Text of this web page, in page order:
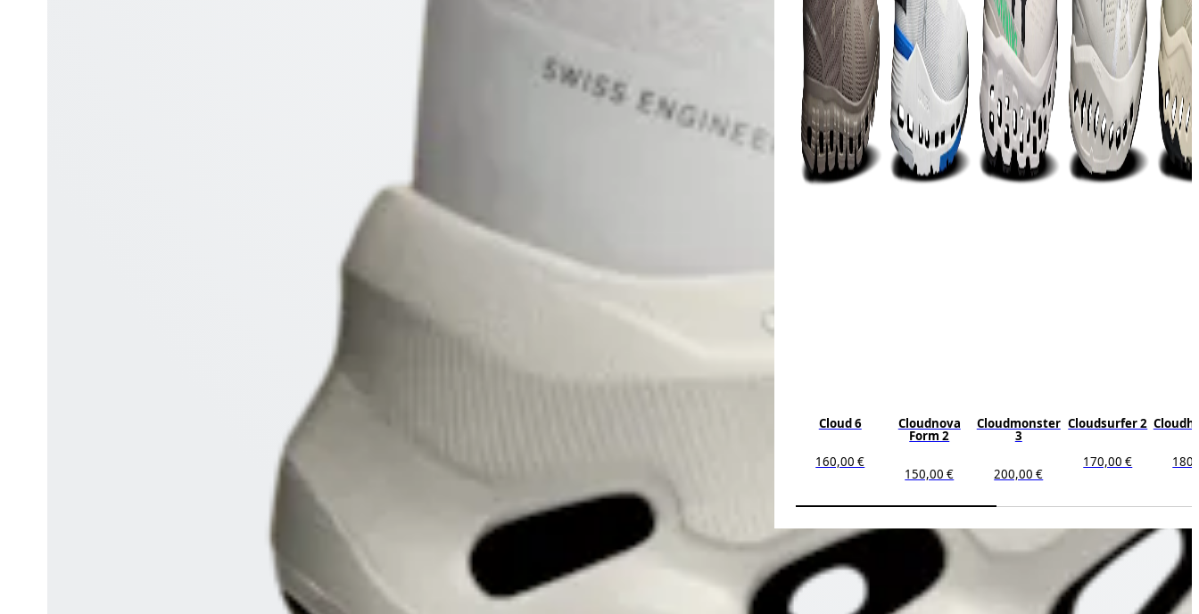
Cloud 6
160,00 €
Cloudnova
Form 2
150,00 €
Cloudmonster
3
200,00 €
Cloudsurfer 2
170,00 €